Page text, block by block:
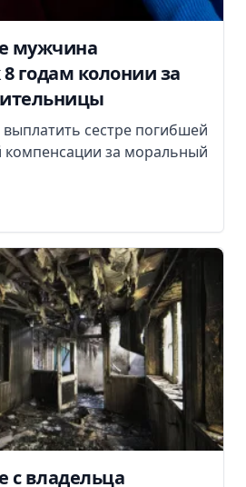
мужчина
годам колонии за
выплатить сестре погибшей
компенсации за моральный
с владельца